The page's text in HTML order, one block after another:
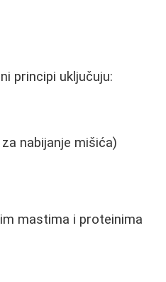
principi uključuju:
nabijanje mišića)
mastima i proteinima